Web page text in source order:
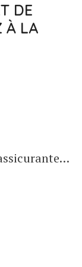
DE
À LA